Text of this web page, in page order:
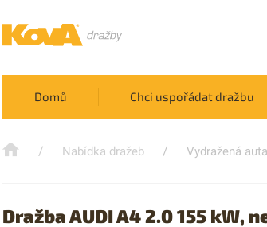
Domů Chci uspořádat dražbu
/ Nabídka dražeb / Vydražená auta
Dražba AUDI A4 2.0 155 kW,